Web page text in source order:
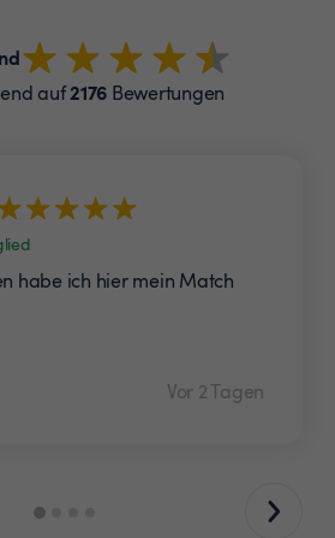
auf2176 Bewertungen
habe ich hier mein Match
Vor 2 Tagen